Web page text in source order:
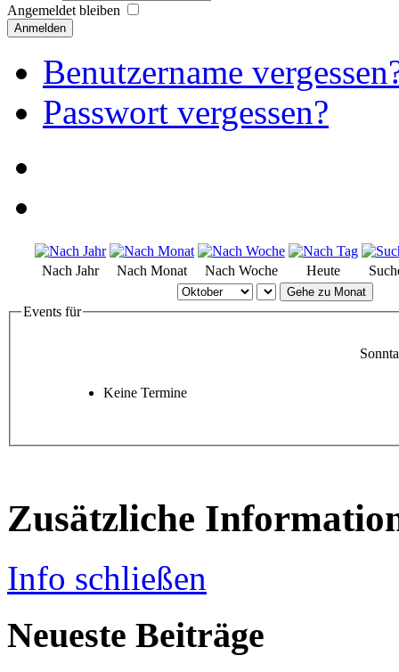
Angemeldet bleiben
Anmelden
Benutzername
Passwort vergessen?
Nach Jahr Nach Monat Nach Woche Heute
Gehe zu Monat
Events für
Keine Termine
Zusätzliche
Info schließen
Neueste Beiträge